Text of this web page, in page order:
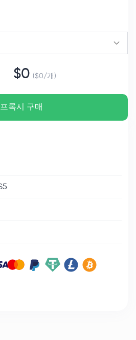
$0 ($0/개 )
프록시 구매